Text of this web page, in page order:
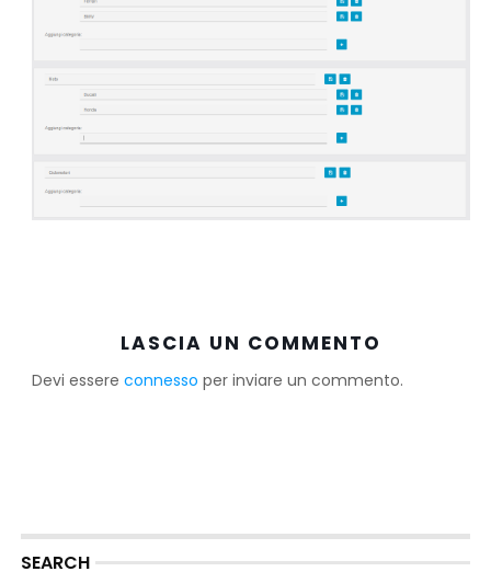
LASCIA UN COMMENTO
Devi essere connesso per inviare un commento.
SEARCH